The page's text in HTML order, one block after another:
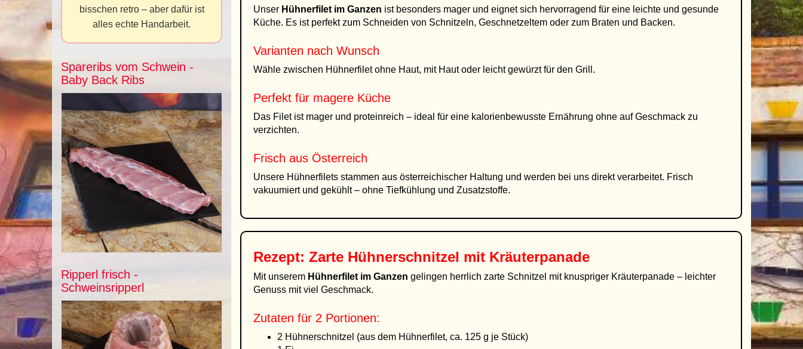
bisschen retro – aber dafür ist
alles echte Handarbeit.
Spareribs vom Schwein -
Baby Back Ribs
Ripperl frisch -
Schweinsripperl
Unser Hühnerfilet im Ganzen ist besonders mager und eignet sich hervorragend für eine leichte und gesunde
Küche. Es ist perfekt zum Schneiden von Schnitzeln, Geschnetzeltem oder zum Braten und Backen.
Varianten nach Wunsch
Wähle zwischen Hühnerfilet ohne Haut, mit Haut oder leicht gewürzt für den Grill.
Perfekt für magere Küche
Das Filet ist mager und proteinreich – ideal für eine kalorienbewusste Ernährung ohne auf Geschmack zu
verzichten.
Frisch aus Österreich
Unsere Hühnerfilets stammen aus österreichischer Haltung und werden bei uns direkt verarbeitet. Frisch
vakuumiert und gekühlt – ohne Tiefkühlung und Zusatzstoffe.
Rezept: Zarte Hühnerschnitzel mit Kräuterpanade
Mit unserem Hühnerfilet im Ganzen gelingen herrlich zarte Schnitzel mit knuspriger Kräuterpanade – leichter
Genuss mit viel Geschmack.
Zutaten für 2 Portionen:
2 Hühnerschnitzel (aus dem Hühnerfilet, ca. 125 g je Stück)